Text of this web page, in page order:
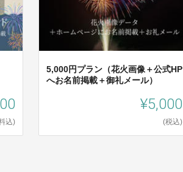
込)
5,000円プラン（花火画像＋公式HP
へお名前掲載＋御礼メール）
¥5,000
(税込)